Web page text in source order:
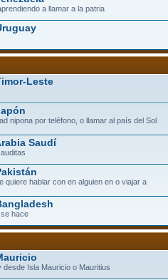
a llamar a la patria
Leste
nipona por teléfono, o llamar al país del Sol
Saudí
quiere hablar con en alguien en o viajar a
hace
Isla Mauricio o Mauritius